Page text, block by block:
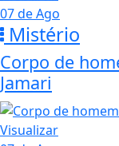
07 de Ago
Mistério
Corpo de
Jamari
Visualizar